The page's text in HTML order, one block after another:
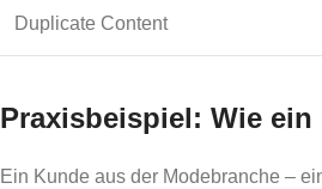
Duplicate Content
Praxisbeispiel: Wie
Ein Kunde aus der Modebranche –